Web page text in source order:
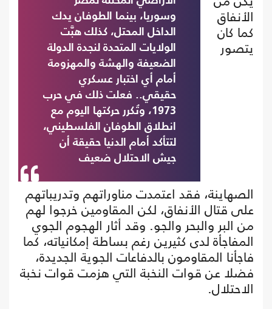
وسوريا، بينما الطوفان يدك
الداخل المحتل، كذلك هبَّت
الولايات المتحدة لنجدة الدولة
الضعيفة والهشة والمهزومة
أمام أي اختبار عسكري
حقيقي.. فعلت ذلك في حرب
1973، وتُكرر حركتها اليوم مع
انطلاق الطوفان الفلسطيني،
لتتأكد أمام الدنيا حقيقة أن
جيش الاحتلال ضعيف
الأنفاق
كما كان
يتصور
الصهاينة، فقد اعتمدت مناوراتهم وتدريباتهم
على قتال الأنفاق، لكن المقاومين خرجوا لهم
من البر والبحر والجو. وقد أثار الهجوم الجوي
المفاجأة لدى كثيرين رغم بساطة إمكانياته، كما
فاجأنا المقاومون بالدفاعات الجوية الجديدة،
فضلا عن قوات النخبة التي هزمت قوات نخبة
الاحتلال.